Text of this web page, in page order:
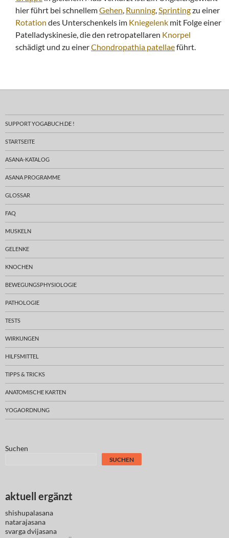
hier führt bei schnellemGehen, Running,Sprintingzu einer
Rotation des Unterschenkels im Kniegelenk mit Folge einer
Patelladyskinesie, die den retropatellaren Knorpel
schädigt und zu einerChondropathia patellaeführt.
SUPPORT YOGABUCH.DE !
STARTSEITE
ASANA-KATALOG
ASANA PROGRAMME
GLOSSAR
FAQ
MUSKELN
GELENKE
KNOCHEN
BEWEGUNGSPHYSIOLOGIE
PATHOLOGIE
TESTS
WIRKUNGEN
HILFSMITTEL
TIPPS & TRICKS
ANATOMISCHE KARTEN
YOGAORDNUNG
Suchen
SUCHEN
aktuell ergänzt
shishupalasana
natarajasana
svarga dvijasana